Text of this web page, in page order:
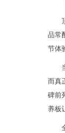
品常
节体
而真
碑前
养板